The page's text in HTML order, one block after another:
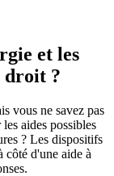
et les
droit ?
vous ne savez pas
aides possibles
? Les dispositifs
côté d'une aide à